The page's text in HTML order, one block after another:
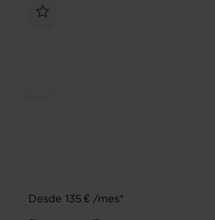
Desde 135 € /mes*